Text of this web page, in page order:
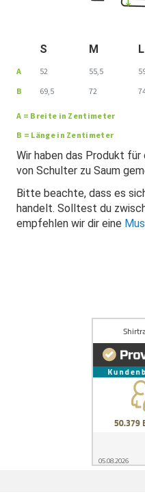
S M L
A 52 55,5
B
69,5 72
A = Breite in Zentimeter
B = Länge in Zentimeter
Wir haben das Produkt
von Schulter zu Saum
Bitte beachte, dass es
handelt. Solltest du
empfehlen wir dir eine